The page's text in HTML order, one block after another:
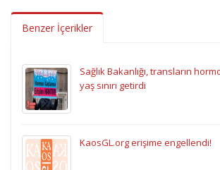
Benzer İçerikler
Sağlık Bakanlığı, transların
yaş sınırı getirdi
KaosGL.org erişime engellendi!